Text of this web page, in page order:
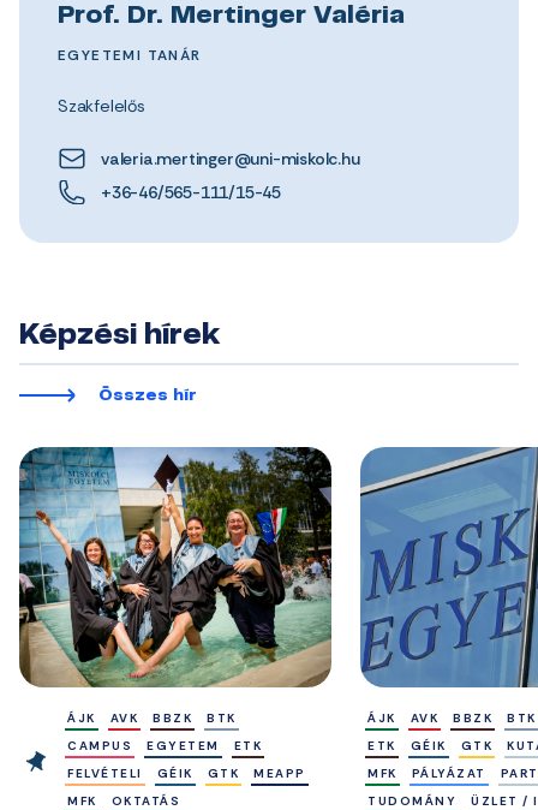
Prof. Dr. Mertinger Valéria
EGYETEMI TANÁR
Szakfelelős
valeria.mertinger@uni-miskolc.hu
+36-46/565-111/15-45
Képzési hírek
Összes hír
ÁJK AVK BBZK
BTK
CAMPUS
EGYETEM
ETK
FELVÉTELI
GÉIK GTK
MEAPP
MFK
OKTATÁS
ÁJK AVK BBZK
BTK
ETK
GÉIK GTK
MFK
PÁLYÁZAT
TUDOMÁNY
ÜZLET /